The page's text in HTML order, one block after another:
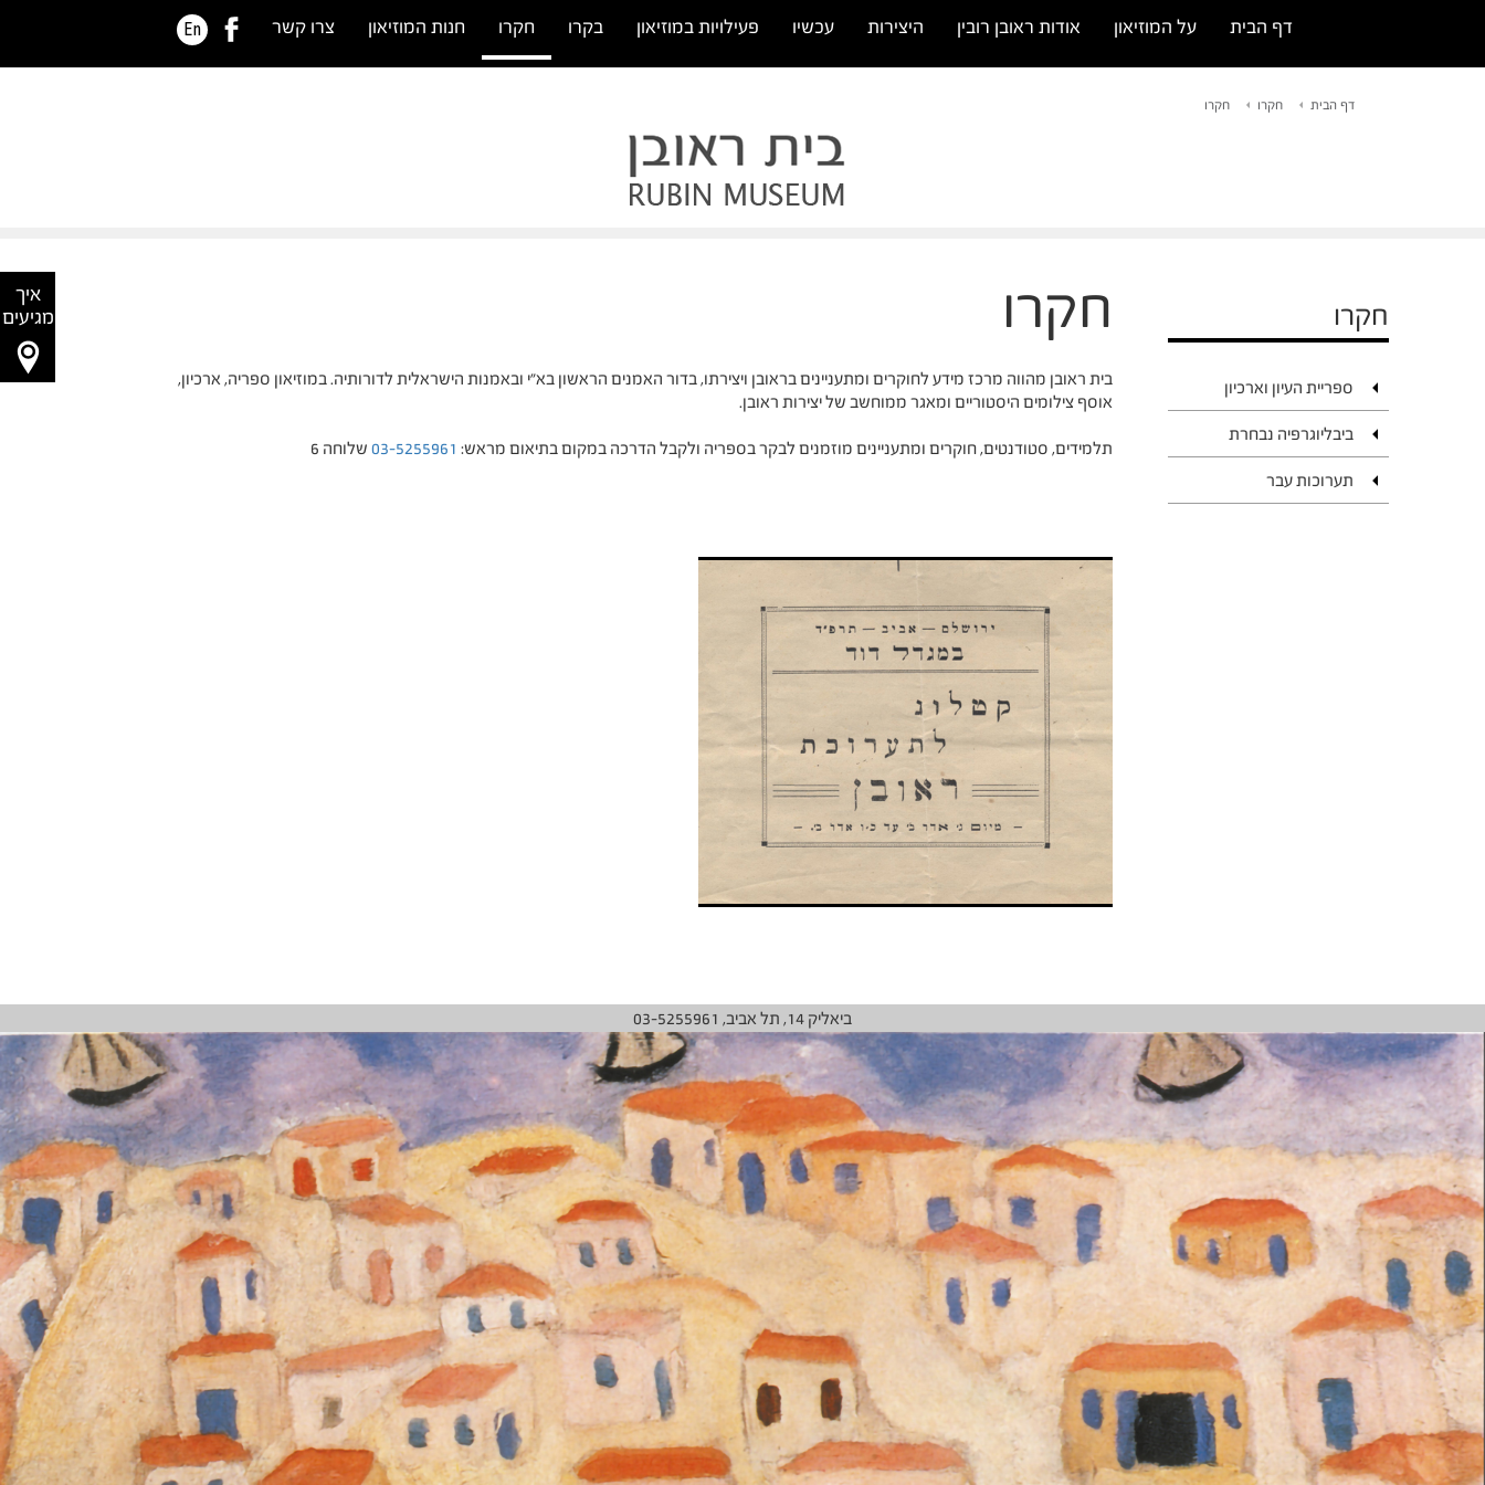
דף הבית על המוזיאון אודות ראובן רובין היצירות עכשיו פעילויות במוזיאון בקרו חקרו חנות המוזיאון צרו קשר En
דף הבית חקרו חקרו
איך
מגיעים
חקרו
ספריית העיון וארכיון
ביבליוגרפיה נבחרת
תערוכות עבר
חקרו
בית ראובן מהווה מרכז מידע לחוקרים ומתעניינים בראובן ויצירתו, בדור האמנים הראשון בא"י ובאמנות הישראלית לדורותיה. במוזיאון ספריה, ארכיון,
אוסף צילומים היסטוריים ומאגר ממוחשב של יצירות ראובן.
תלמידים, סטודנטים, חוקרים ומתעניינים מוזמנים לבקר בספריה ולקבל הדרכה במקום בתיאום מראש: 03-5255961 שלוחה 6
ביאליק 14, תל אביב, 03-5255961